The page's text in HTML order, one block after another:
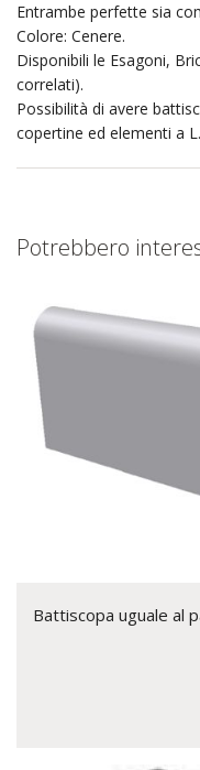
Entrambe perfette sia
Colore: Cenere.
Disponibili le Esagoni,
correlati).
Possibilità di avere
copertine ed elementi a L.
Potrebbero
Battiscopa uguale al